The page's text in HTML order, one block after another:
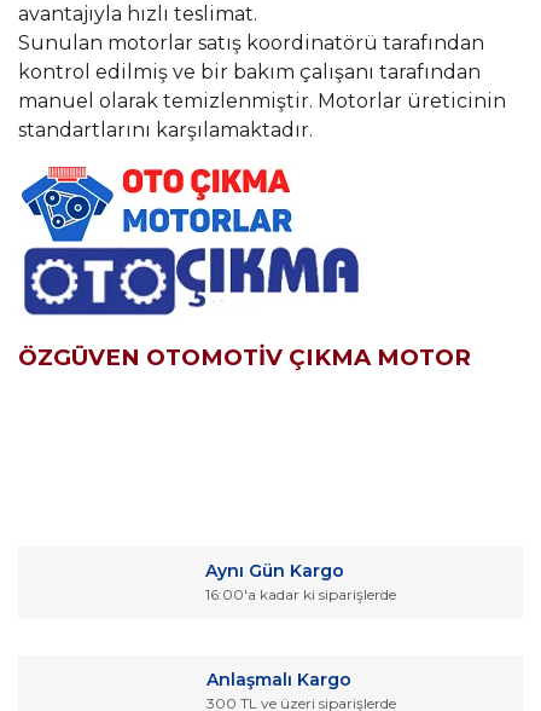
avantajıyla hızlı teslimat.
Sunulan motorlar satış koordinatörü tarafından
kontrol edilmiş ve bir bakım çalışanı tarafından
manuel olarak temizlenmiştir. Motorlar üreticinin
standartlarını karşılamaktadır.
ÖZGÜVEN OTOMOTİV ÇIKMA MOTOR
Görüş ve önerileriniz için teşekkür ederiz.
Ürün bilgilerinde hatalar bulunuyor.
Aynı Gün Kargo
16:00'a kadar ki siparişlerde
Anlaşmalı Kargo
300 TL ve üzeri siparişlerde